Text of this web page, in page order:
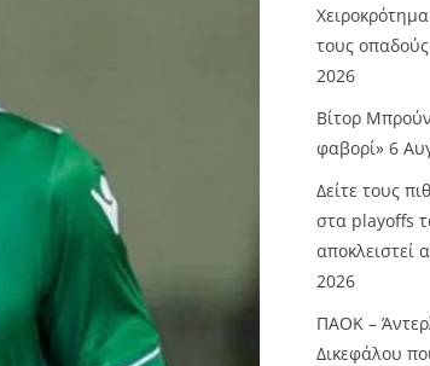
τους
2026
Βίτορ
φαβορί» 6
Δείτε τους
στα playoffs
αποκλειστεί
2026
ΠΑΟΚ –
Δικεφάλου